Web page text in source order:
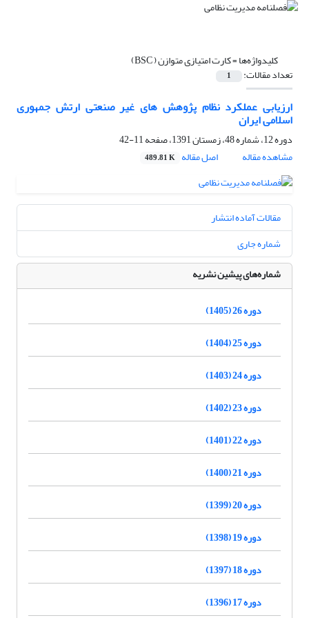
کلیدواژه‌ها =کارت امتیازی متوازن ( BSC)
تعداد مقالات: 1
ارزیابی عملکرد نظام پژوهش های غیر صنعتی ارتش جمهوری
اسلامی ایران
دوره 12، شماره 48، زمستان 1391، صفحه
11-42
مشاهده مقاله
اصل مقاله 489.81 K
مقالات آماده انتشار
شماره جاری
شماره‌های پیشین نشریه
دوره 26 (1405)
دوره 25 (1404)
دوره 24 (1403)
دوره 23 (1402)
دوره 22 (1401)
دوره 21 (1400)
دوره 20 (1399)
دوره 19 (1398)
دوره 18 (1397)
دوره 17 (1396)